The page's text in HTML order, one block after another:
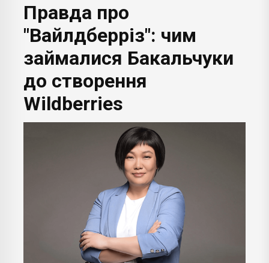
Правда про
"Вайлдберріз": чим
займалися Бакальчуки
до створення
Wildberries